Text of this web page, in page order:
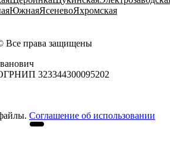
ЮжнаяЯсеневоЯхромская
Все права защищены
323344300095202
Соглашение об использовании